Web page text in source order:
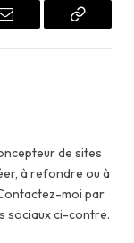
Email
Copy
de sites
à refondre ou à
moi par
sociaux ci-contre.